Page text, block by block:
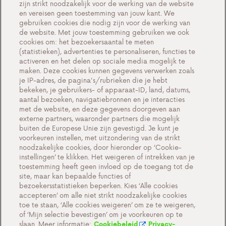
Een duurzame toekomst
Testimonials
Acties
Events
Werken bij Antargaz
Contact
Cookie-instellingen
Belangrijke documenten en algemene
voorwaarden
Privacy en cookiebeleid BE
zijn strikt noodzakelijk voor de werking van de website
en vereisen geen toestemming van jouw kant. We
gebruiken cookies die nodig zijn voor de werking van
de website. Met jouw toestemming gebruiken we ook
cookies om: het bezoekersaantal te meten
(statistieken), advertenties te personaliseren, functies te
activeren en het delen op sociale media mogelijk te
maken. Deze cookies kunnen gegevens verwerken zoals
je IP-adres, de pagina's/rubrieken die je hebt
bekeken, je gebruikers- of apparaat-ID, land, datums,
aantal bezoeken, navigatiebronnen en je interacties
met de website, en deze gegevens doorgeven aan
externe partners, waaronder partners die mogelijk
buiten de Europese Unie zijn gevestigd. Je kunt je
voorkeuren instellen, met uitzondering van de strikt
noodzakelijke cookies, door hieronder op ‘Cookie-
instellingen’ te klikken. Het weigeren of intrekken van je
toestemming heeft geen invloed op de toegang tot de
site, maar kan bepaalde functies of
bezoekersstatistieken beperken. Kies ‘Alle cookies
accepteren’ om alle niet strikt noodzakelijke cookies
toe te staan, ‘Alle cookies weigeren’ om ze te weigeren,
of ‘Mijn selectie bevestigen’ om je voorkeuren op te
slaan. Meer informatie: